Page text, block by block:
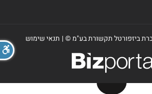
ביזפורטל תקשורת בע"מ ©| תנאי שימוש